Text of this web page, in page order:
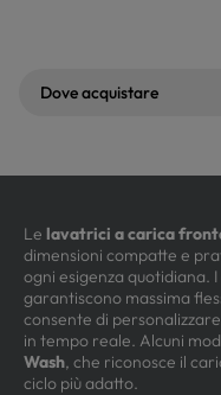
Dove acquistare
Le lavatrici a carica
dimensioni compatte e
ogni esigenza quotidiana. I
garantiscono massima
consente di
in tempo reale. Alcuni
Wash, che riconosce il
ciclo più adatto.